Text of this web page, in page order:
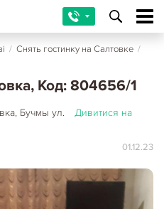
/ Снять гостинку на Салтовке /
Код: 804656/1
Бучмы ул.
Дивитися на
01.12.23